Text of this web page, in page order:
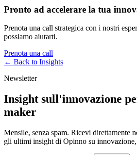
Pronto ad accelerare la tua
Prenota una call strategica con i nostri
possiamo aiutarti.
Prenota una call
← Back to Insights
Newsletter
Insight sull'innovazione
maker
Mensile, senza spam. Ricevi direttamente
gli ultimi insight di Opinno su